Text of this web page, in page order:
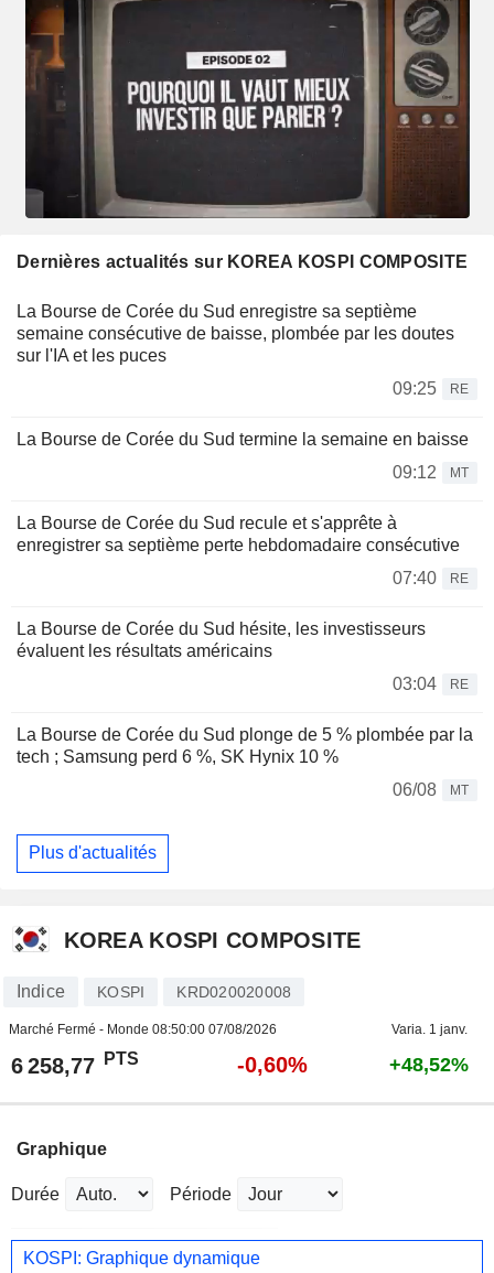
Dernières actualités sur KOREA KOSPI COMPOSITE
La Bourse de Corée du Sud enregistre sa septième
semaine consécutive de baisse, plombée par les doutes
sur l'IA et les puces
09:25
RE
La Bourse de Corée du Sud termine la semaine en baisse
09:12
MT
La Bourse de Corée du Sud recule et s'apprête à
enregistrer sa septième perte hebdomadaire consécutive
07:40
RE
La Bourse de Corée du Sud hésite, les investisseurs
évaluent les résultats américains
03:04
RE
La Bourse de Corée du Sud plonge de 5 % plombée par la
tech ; Samsung perd 6 %, SK Hynix 10 %
06/08
MT
Plus d'actualités
KOREA KOSPI COMPOSITE
Indice KOSPI KRD020020008
Marché Fermé - Monde 08:50:00 07/08/2026 Varia. 1 janv.
6 258,77 PTS -0,60% +48,52%
Graphique
Durée Période
KOSPI: Graphique dynamique